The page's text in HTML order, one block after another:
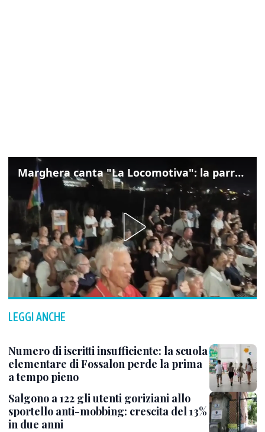
Marghera canta "La Locomotiva": la parrocchia della Cita ricorda Guccini
LEGGI ANCHE
Numero di iscritti insufficiente: la scuola
elementare di Fossalon perde la prima
a tempo pieno
Salgono a 122 gli utenti goriziani allo
sportello anti-mobbing: crescita del 13%
in due anni